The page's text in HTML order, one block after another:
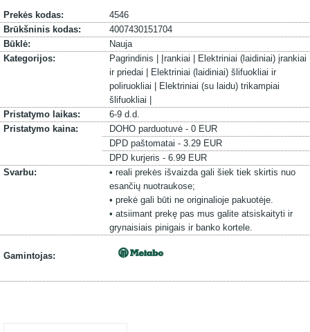
Prekės kodas:
4546
Brūkšninis kodas:
4007430151704
Būklė:
Nauja
Kategorijos:
Pagrindinis | Įrankiai |
Elektriniai (laidiniai) įrankiai
ir priedai |
Elektriniai (laidiniai) šlifuokliai ir
poliruokliai |
Elektriniai (su laidu) trikampiai
šlifuokliai |
Pristatymo laikas:
6-9 d.d.
Pristatymo kaina:
DOHO parduotuvė - 0 EUR
DPD paštomatai - 3.29 EUR
DPD kurjeris - 6.99 EUR
Svarbu:
• reali prekės išvaizda gali šiek tiek skirtis nuo
esančių nuotraukose;
• prekė gali būti ne originalioje pakuotėje.
• atsiimant prekę pas mus galite atsiskaityti ir
grynaisiais pinigais ir banko kortele.
Gamintojas: